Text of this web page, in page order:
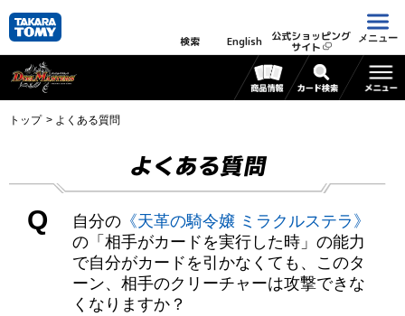
検索 English 公式ショッピング
サイト
メニュー
トップ よくある質問
よくある質問
Q 自分の 《天革の騎令嬢 ミラクルステラ》
の「相手がカードを実行した時」の能力
で自分がカードを引かなくても、このタ
ーン、相手のクリーチャーは攻撃できな
くなりますか？